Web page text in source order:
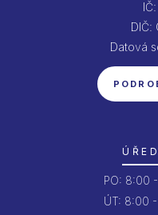
DIČ:
Datová
PO: 8:00 -
ÚT: 8:00 -